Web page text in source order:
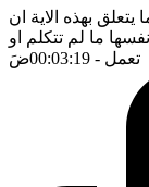
يتعلق بهذه الاية ان
ما لم تتكلم او
تعمل - 00:03:19 ضَ